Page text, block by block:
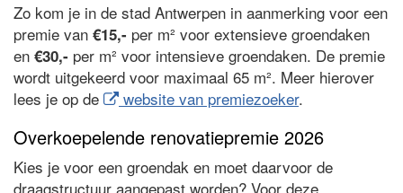
Zo kom je in de stad Antwerpen in aanmerking voor een
premie van €15,- per m² voor extensieve groendaken
en €30,- per m² voor intensieve groendaken. De premie
wordt uitgekeerd voor maximaal 65 m². Meer hierover
lees je op de
website van premiezoeker.
Overkoepelende renovatiepremie 2026
Kies je voor een groendak en moet daarvoor de
draagstructuur aangepast worden? Voor deze